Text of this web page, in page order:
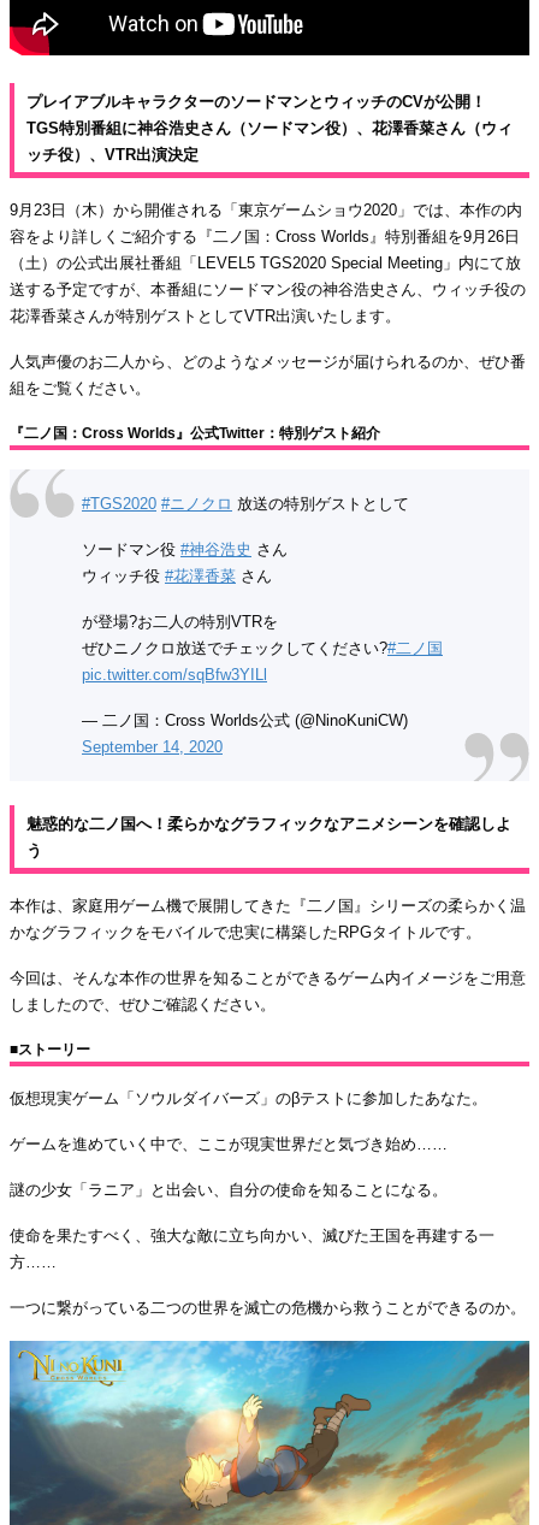
プレイアブルキャラクターのソードマンとウィッチのCVが公開！
TGS特別番組に神谷浩史さん（ソードマン役）、花澤香菜さん（ウィ
ッチ役）、VTR出演決定
9月23日（木）から開催される「東京ゲームショウ2020」では、本作の内
容をより詳しくご紹介する『二ノ国：Cross Worlds』特別番組を9月26日
（土）の公式出展社番組「LEVEL5 TGS2020 Special Meeting」内にて放
送する予定ですが、本番組にソードマン役の神谷浩史さん、ウィッチ役の
花澤香菜さんが特別ゲストとしてVTR出演いたします。
人気声優のお二人から、どのようなメッセージが届けられるのか、ぜひ番
組をご覧ください。
『二ノ国：Cross Worlds』公式Twitter：特別ゲスト紹介
#TGS2020 #ニノクロ 放送の特別ゲストとして
ソードマン役 #神谷浩史 さん
ウィッチ役 #花澤香菜 さん
が登場?お二人の特別VTRを
ぜひニノクロ放送でチェックしてください?#二ノ国
pic.twitter.com/sqBfw3YILl
— 二ノ国：Cross Worlds公式 (@NinoKuniCW)
September 14, 2020
魅惑的な二ノ国へ！柔らかなグラフィックなアニメシーンを確認しよ
う
本作は、家庭用ゲーム機で展開してきた『二ノ国』シリーズの柔らかく温
かなグラフィックをモバイルで忠実に構築したRPGタイトルです。
今回は、そんな本作の世界を知ることができるゲーム内イメージをご用意
しましたので、ぜひご確認ください。
■ストーリー
仮想現実ゲーム「ソウルダイバーズ」のβテストに参加したあなた。
ゲームを進めていく中で、ここが現実世界だと気づき始め……
謎の少女「ラニア」と出会い、自分の使命を知ることになる。
使命を果たすべく、強大な敵に立ち向かい、滅びた王国を再建する一
方……
一つに繋がっている二つの世界を滅亡の危機から救うことができるのか。